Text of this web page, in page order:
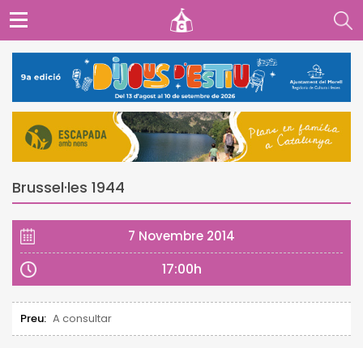
Brussel·les 1944
7 Novembre 2014
17:00h
Preu: A consultar